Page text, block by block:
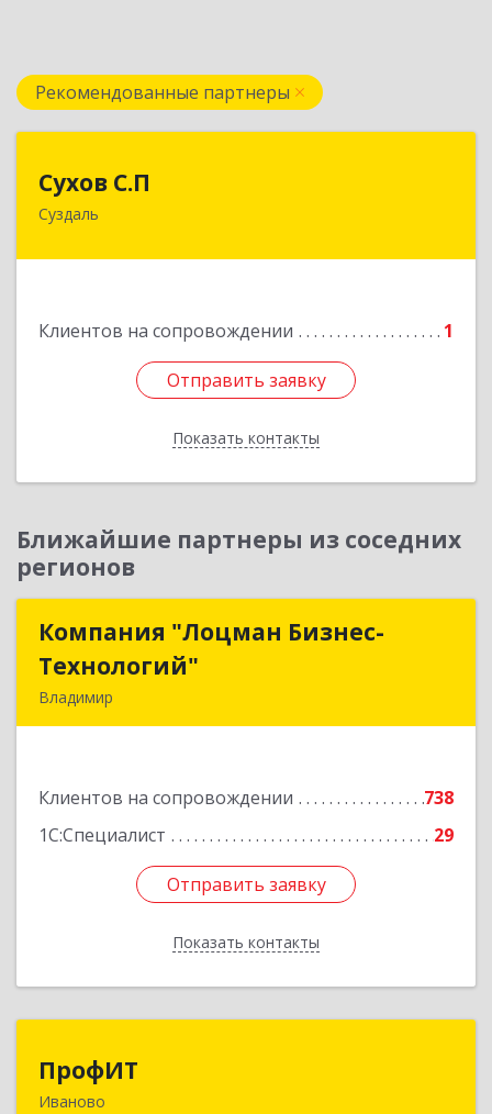
Рекомендованные партнеры
Сухов С.П
Суздаль
Клиентов на сопровождении 1
Отправить заявку
Показать контакты
Отправить заявку
Назад
Ближайшие партнеры из соседних
регионов
Компания "Лоцман Бизнес-
Технологий"
Владимир
Клиентов на сопровождении
738
1С:Специалист
29
Отправить заявку
Показать контакты
Компания "Лоцман Бизнес-
Подробнее
Отправить заявку
Назад
ПрофИТ
Иваново
153000, Ивановская обл, г.о. город Иваново,